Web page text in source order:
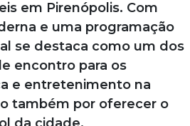
em Pirenópolis. Com
e uma programação
se destaca como um dos
encontro para os
e entretenimento na
também por oferecer o